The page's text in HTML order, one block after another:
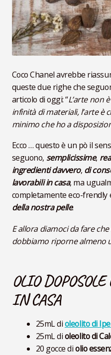
Coco Chanel avrebbe
queste due righe che
articolo di oggi: “L’arte non
infinità di materiali, l’arte è
minimo che ho a
Ecco … questo è un pò il
seguono, semplicissime,
ingredienti davvero, di
lavorabili in casa, ma
completamente eco-frendly
della nostra pelle.
E allora diamoci da fare
dobbiamo riporne almeno
OLIO
IN CASA
25mL dioleolito di
25mL dioleolito di
20 gocce diolio